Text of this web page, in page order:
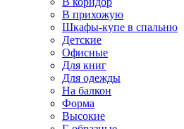
В прихожую
Шкафы-купе в спальню
Детские
Офисные
Для книг
Для одежды
На балкон
Форма
Высокие